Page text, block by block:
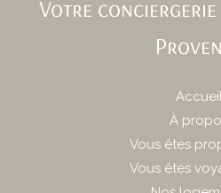
Votre
Accueil
À
Vous êtes
Vous êtes